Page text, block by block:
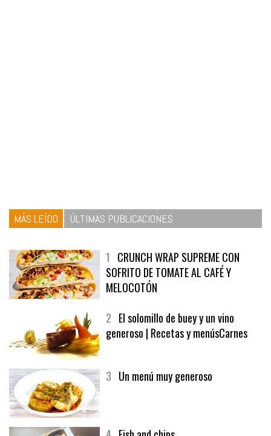
MÁS LEÍDO ÚLTIMAS PUBLICACIONES
1 CRUNCH WRAP SUPREME CON
SOFRITO DE TOMATE AL CAFÉ Y
MELOCOTÓN
2 El solomillo de buey y un vino
generoso | Recetas y menúsCarnes
3 Un menú muy generoso